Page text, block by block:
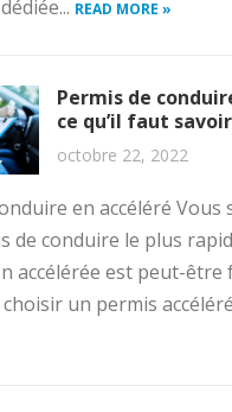
READ MORE »
Permis de
ce qu’il faut savoir
octobre 22, 2022
en accéléré
de conduire le plus
accélérée est peut-être
un permis